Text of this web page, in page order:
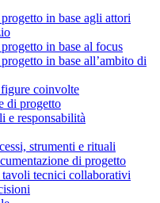
in base agli attori
in base al focus
in base all’ambito di
coinvolte
di progetto
e responsabilità
strumenti e rituali
di progetto
tecnici collaborativi